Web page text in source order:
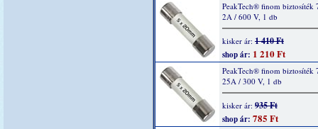
PeakTech® finom biztosíték
2A / 600 V, 1 db
kisker ár: 1 410 Ft
shop ár: 1 210 Ft
PeakTech® finom biztosíték
25A / 300 V, 1 db
kisker ár: 935 Ft
shop ár: 785 Ft